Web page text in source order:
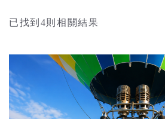
已找到4則相關結果